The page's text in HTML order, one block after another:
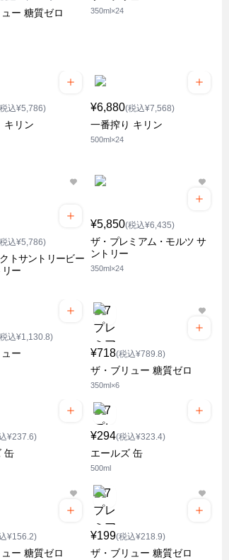
ー 糖質ゼロ 350ml×24
込¥5,786)
キリン
¥6,880(税込¥7,568)
一番搾り キリン
500ml×24
込¥5,786)
トサントリービー
リー
¥5,850(税込¥6,435)
ザ・プレミアム・モルツ サ
ントリー
350ml×24
込¥1,130.8)
ー ¥718(税込¥789.8)
ザ・ブリュー 糖質ゼロ
350ml×6
¥237.6)
缶
¥294(税込¥323.4)
エールズ 缶
500ml
¥156.2)
ー 糖質ゼロ
¥199(税込¥218.9)
ザ・ブリュー 糖質ゼロ